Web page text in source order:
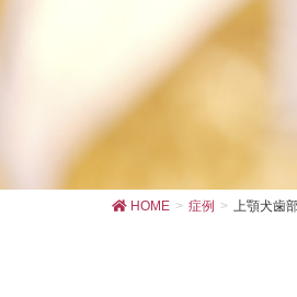
HOME 症例 上顎犬歯